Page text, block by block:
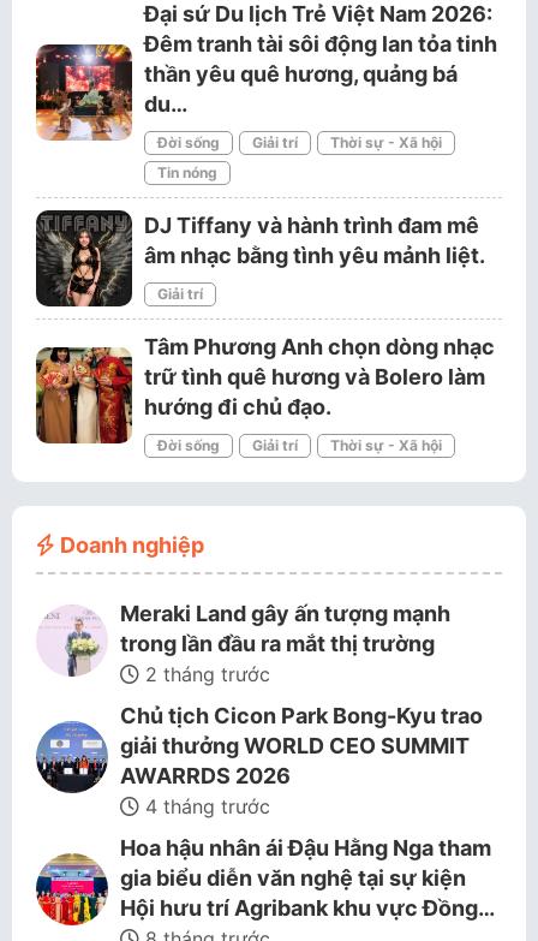
Đại sứ Du lịch Trẻ Việt Nam 2026:
Đêm tranh tài sôi động lan tỏa tinh
thần yêu quê hương, quảng bá
du…
Đời sống Giải trí
Thời sự - Xã hội
Tin nóng
DJ Tiffany và hành trình đam mê
âm nhạc bằng tình yêu mảnh liệt.
Giải trí
Tâm Phương Anh chọn dòng nhạc
trữ tình quê hương và Bolero làm
hướng đi chủ đạo.
Đời sống Giải trí Thời sự - Xã hội
Doanh nghiệp
Meraki Land gây ấn tượng mạnh
trong lần đầu ra mắt thị trường
2 tháng trước
Chủ tịch Cicon Park Bong-Kyu trao
giải thưởng WORLD CEO SUMMIT
AWARRDS 2026
4 tháng trước
Hoa hậu nhân ái Đậu Hằng Nga tham
gia biểu diễn văn nghệ tại sự kiện
Hội hưu trí Agribank khu vực Đồng…